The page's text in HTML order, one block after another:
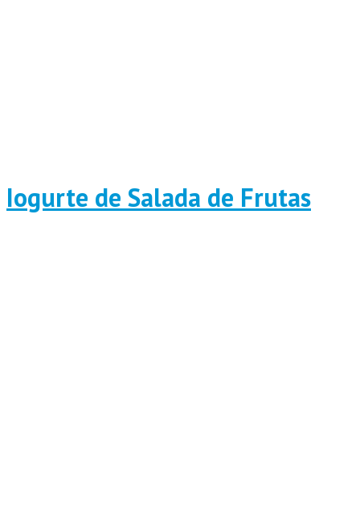
Iogurte de Salada de Frutas